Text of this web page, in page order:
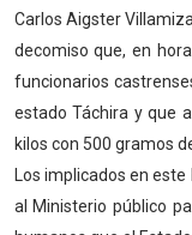
Inicia
Dictan
Carlos Aigster
decomiso que, en
funcionarios
estado Táchira y que
kilos con 500 gramos
Los implicados en
al Ministerio público